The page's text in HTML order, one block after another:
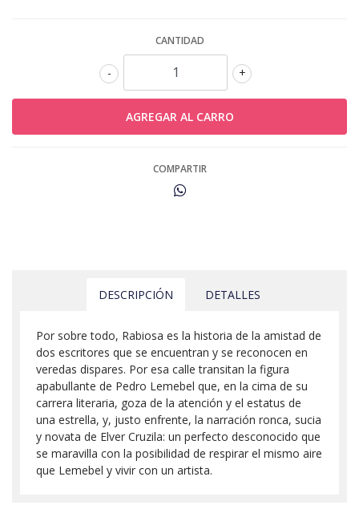
CANTIDAD
+
-
COMPARTIR
DESCRIPCIÓN DETALLES
Por sobre todo, Rabiosa es la historia de la amistad de
dos escritores que se encuentran y se reconocen en
veredas dispares. Por esa calle transitan la figura
apabullante de Pedro Lemebel que, en la cima de su
carrera literaria, goza de la atención y el estatus de
una estrella, y, justo enfrente, la narración ronca, sucia
y novata de Elver Cruzila: un perfecto desconocido que
se maravilla con la posibilidad de respirar el mismo aire
que Lemebel y vivir con un artista.